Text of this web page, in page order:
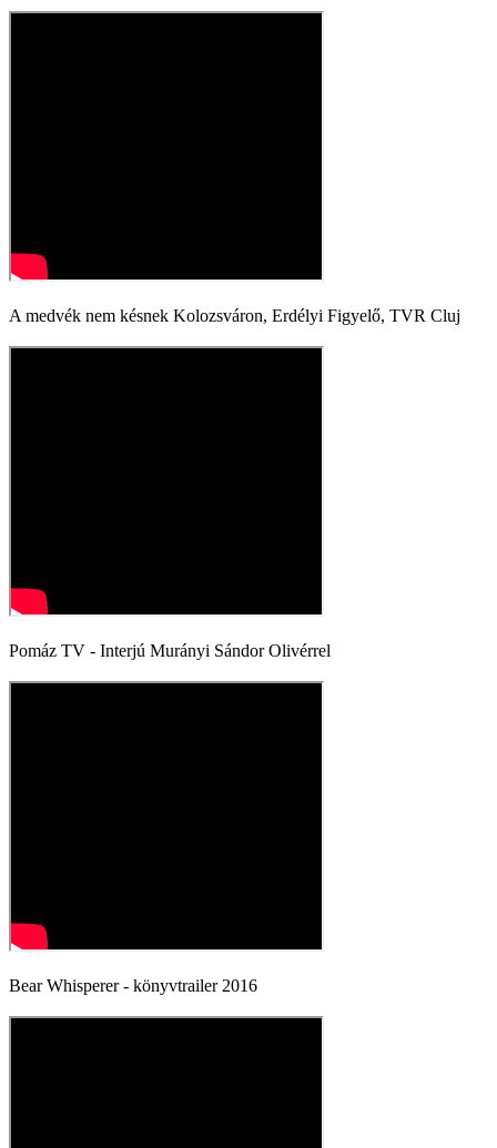
A medvék nem késnek Kolozsváron, Erdélyi Figyelő, TVR Cluj
Pomáz TV - Interjú Murányi Sándor Olivérrel
Bear Whisperer - könyvtrailer 2016